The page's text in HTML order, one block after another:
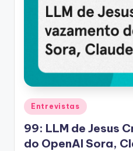
Posted
in
Entrevistas
99: LLM de Jesus
do OpenAI Sora,